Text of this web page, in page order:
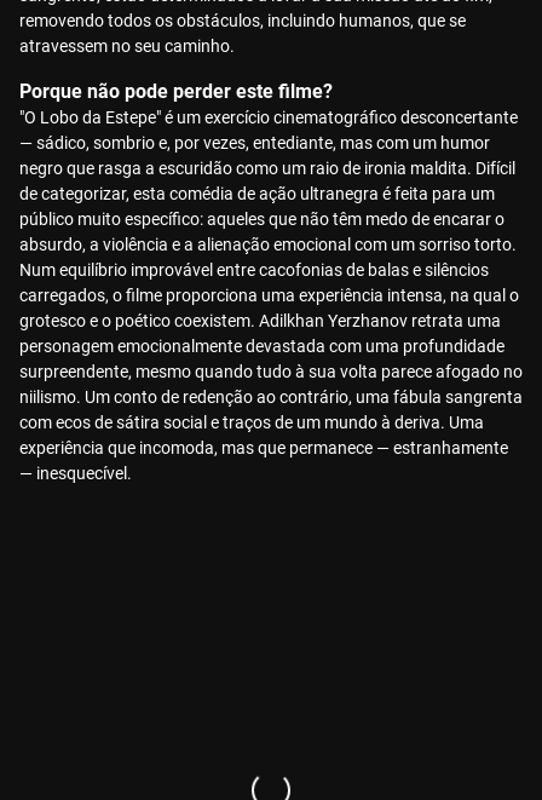
removendo todos os obstáculos, incluindo humanos, que se
atravessem no seu caminho.
Porque não pode perder este filme?
"O Lobo da Estepe" é um exercício cinematográfico desconcertante
— sádico, sombrio e, por vezes, entediante, mas com um humor
negro que rasga a escuridão como um raio de ironia maldita. Difícil
de categorizar, esta comédia de ação ultranegra é feita para um
público muito específico: aqueles que não têm medo de encarar o
absurdo, a violência e a alienação emocional com um sorriso torto.
Num equilíbrio improvável entre cacofonias de balas e silêncios
carregados, o filme proporciona uma experiência intensa, na qual o
grotesco e o poético coexistem. Adilkhan Yerzhanov retrata uma
personagem emocionalmente devastada com uma profundidade
surpreendente, mesmo quando tudo à sua volta parece afogado no
niilismo. Um conto de redenção ao contrário, uma fábula sangrenta
com ecos de sátira social e traços de um mundo à deriva. Uma
experiência que incomoda, mas que permanece — estranhamente
— inesquecível.